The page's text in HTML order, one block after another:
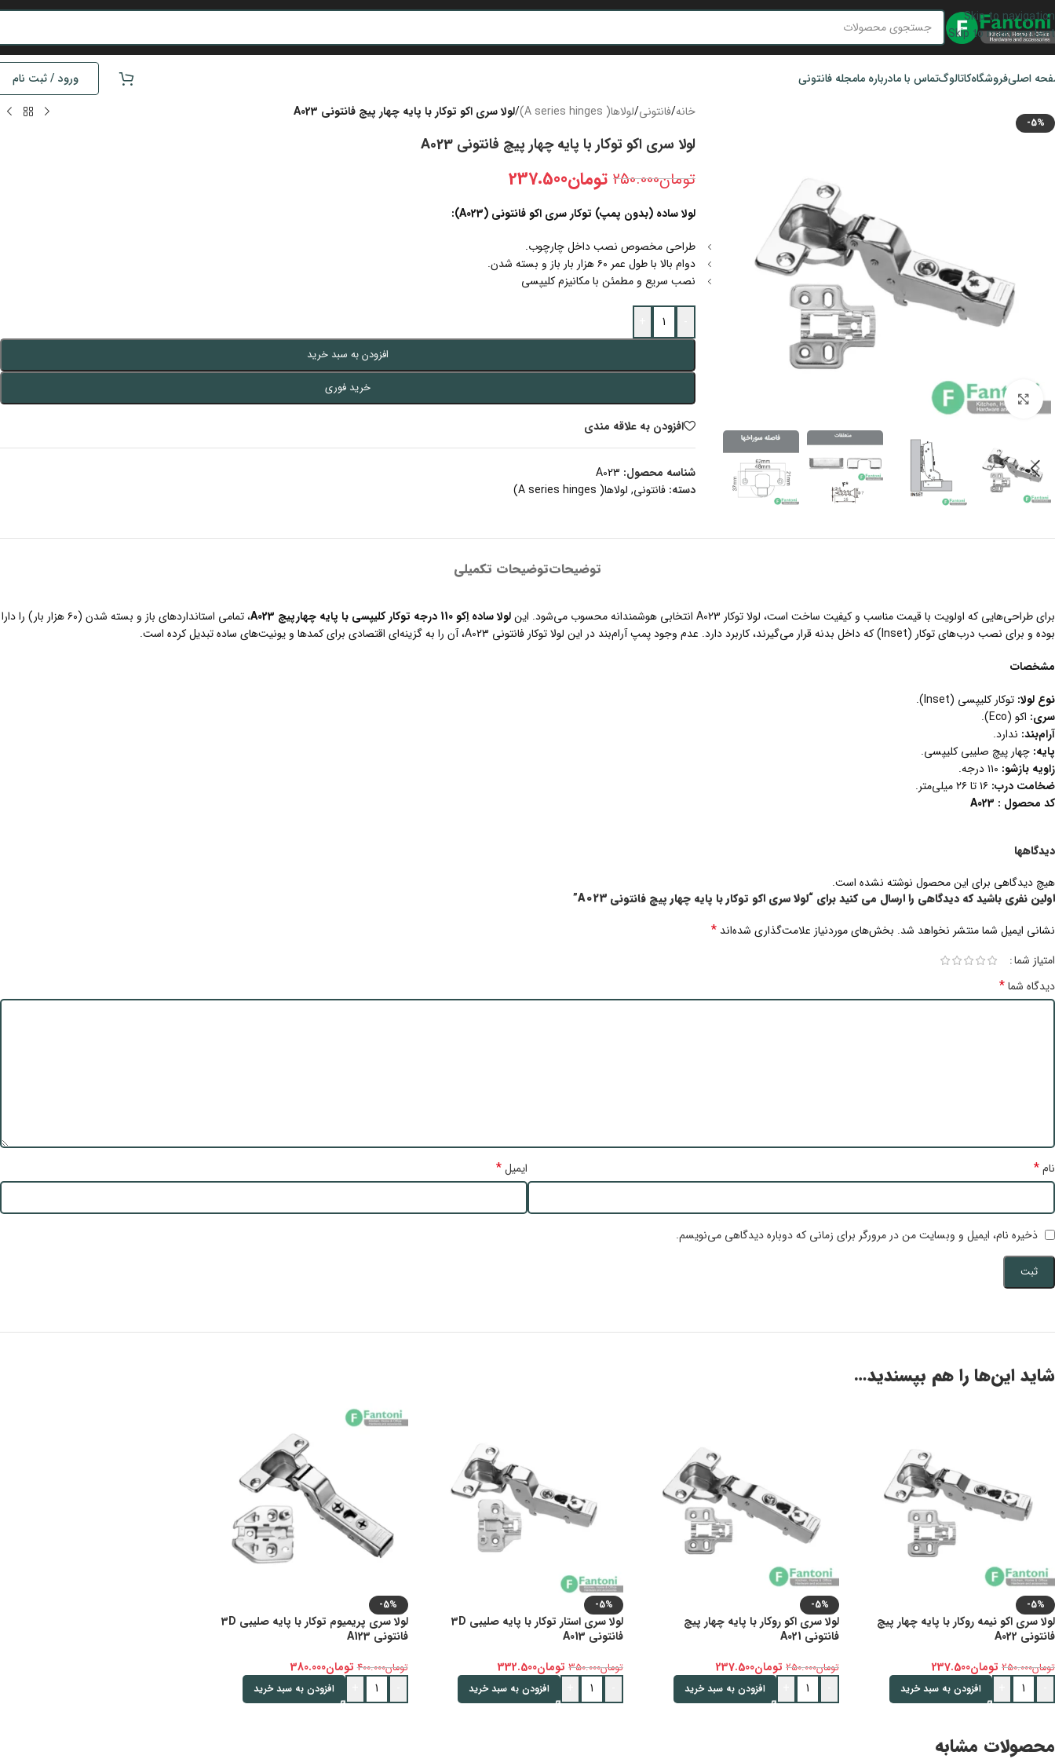
Skip to navigation
Skip to main content
اصلیفروشگاهکاتالوگتماس با مادرباره مامجله فانتونی ورود / ثبت نام
-5%
بزرگنمایی تصویر
خانه/فانتونی/لولاها( A series hinges) /لولا سری اکو توکار با پایه چهار پیچ فانتونی A023
لولا سری اکو توکار با پایه چهار پیچ فانتونی A023
تومان250.000 تومان237.500
لولا ساده (بدون پمپ) توکار سری اکو فانتونی (A023):
طراحی مخصوص نصب داخل چارچوب.
دوام بالا با طول عمر ۶۰ هزار بار باز و بسته شدن.
نصب سریع و مطمئن با مکانیزم کلیپسی
افزودن به سبد خرید
خرید فوری
افزودن به علاقه مندی
شناسه محصول: A023
دسته: فانتونی, لولاها( A series hinges)
توضیحاتتوضیحات تکمیلی
برای طراحی‌هایی که اولویت با قیمت مناسب و کیفیت ساخت است، لولا توکار A023 انتخابی هوشمندانه محسوب می‌شود. این لولا ساده اِکو 110 درجه توکار کلیپسی با پایه چهارپیچ A023
، تمامی استانداردهای باز و بسته شدن (۶۰ هزار بار) را دارا
بوده و برای نصب درب‌های توکار (Inset) که داخل بدنه قرار می‌گیرند، کاربرد دارد. عدم وجود پمپ آرام‌بند در این لولا توکار فانتونی A023، آن را به گزینه‌ای اقتصادی برای کمدها و یونیت‌های ساده تبدیل کرده است.
مشخصات
نوع لولا: توکار کلیپسی (Inset).
سری: اکو (Eco).
آرام‌بند: ندارد.
پایه: چهار پیچ صلیبی کلیپسی.
زاویه بازشو:
ضخامت درب:
کد محصول : A023
دیدگاهها
هیچ دیدگاهی برای این محصول نوشته نشده است.
اولین نفری باشید که دیدگاهی را ارسال می کنید برای “لولا سری اکو توکار با پایه چهار پیچ فانتونی A023”
نشانی ایمیل شما منتشر نخواهد شد. بخش‌های موردنیاز علامت‌گذاری شده‌اند *
امتیاز شما
دیدگاه شما*
نام* ایمیل*
ذخیره نام، ایمیل و وبسایت من در مرورگر برای زمانی که دوباره دیدگاهی می‌نویسم.
شاید این‌ها را هم بپسندید…
-5%
لولا سری اکو نیمه روکار با پایه چهار پیچ
فانتونی A022
تومان250.000 تومان237.500
افزودن به سبد خرید
-5%
لولا سری اکو روکار با پایه چهار پیچ
فانتونی A021
تومان250.000 تومان237.500
افزودن به سبد خرید
-5%
لولا سری استار توکار با پایه صلیبی 3D
فانتونی A013
تومان350.000 تومان332.500
افزودن به سبد خرید
-5%
لولا سری پریمیوم توکار با پایه صلیبی 3D
فانتونی A123
تومان400.000 تومان380.000
افزودن به سبد خرید
محصولات مشابه